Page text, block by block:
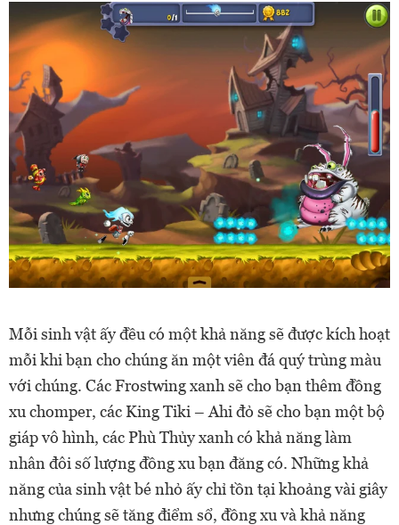
Mỗi sinh vật ấy đều có một khả năng sẽ được kích hoạt
mỗi khi bạn cho chúng ăn một viên đá quý trùng màu
với chúng. Các Frostwing xanh sẽ cho bạn thêm đồng
xu chomper, các King Tiki – Ahi đỏ sẽ cho bạn một bộ
giáp vô hình, các Phù Thủy xanh có khả năng làm
nhân đôi số lượng đồng xu bạn đăng có. Những khả
năng của sinh vật bé nhỏ ấy chỉ tồn tại khoảng vài giây
nhưng chúng sẽ tăng điểm sổ, đồng xu và khả năng